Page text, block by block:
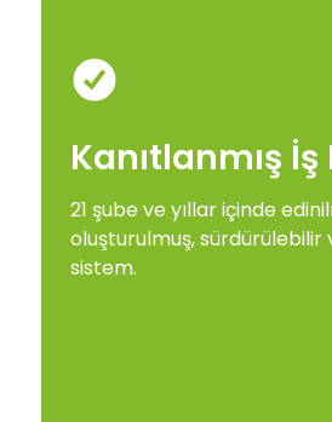
Kanıtlanmış
21 şube ve yıllar içinde
oluşturulmuş, sürdürülebilir
sistem.